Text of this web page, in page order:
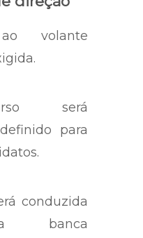
volante
será
para
conduzida
banca